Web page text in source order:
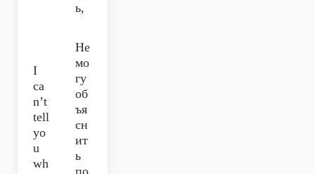
ь,
I
ca
n’t
tell
yo
u
wh
Не
мо
гу
об
ъя
сн
ит
ь
по